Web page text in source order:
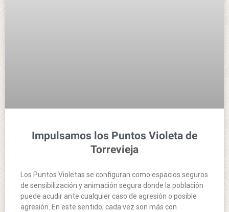
Impulsamos los Puntos Violeta de
Torrevieja
Los Puntos Violetas se configuran como espacios seguros
de sensibilización y animación segura donde la población
puede acudir ante cualquier caso de agresión o posible
agresión. En este sentido, cada vez son más con